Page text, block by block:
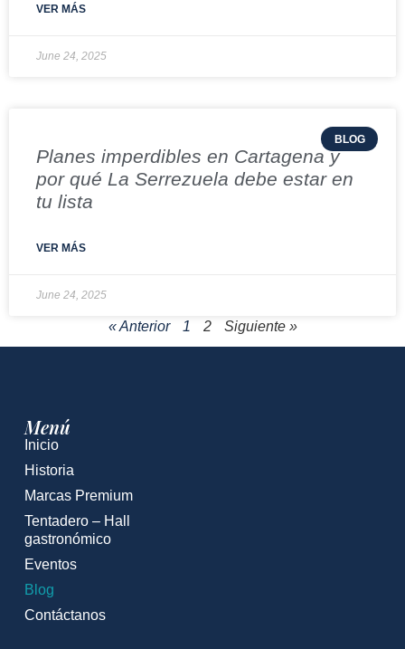
VER MÁS
June 24, 2025
BLOG
Planes imperdibles en Cartagena y
por qué La Serrezuela debe estar en
tu lista
VER MÁS
June 24, 2025
« Anterior 1 2 Siguiente »
Menú
Inicio
Historia
Marcas Premium
Tentadero – Hall
gastronómico
Eventos
Blog
Contáctanos